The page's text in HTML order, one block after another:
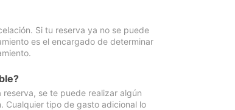
Si tu reserva ya no se puede
es el encargado de determinar
se te puede realizar algún
Cualquier tipo de gasto adicional lo